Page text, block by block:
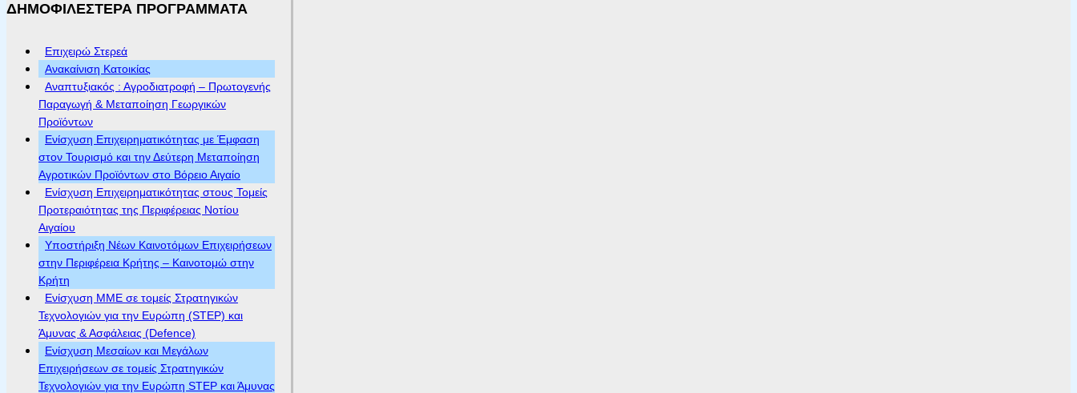
ΔΗΜΟΦΙΛΕΣΤΕΡΑ ΠΡΟΓΡΑΜΜΑΤΑ
Επιχειρώ Στερεά
Ανακαίνιση Κατοικίας
Αναπτυξιακός : Αγροδιατροφή – Πρωτογενής
Παραγωγή & Μεταποίηση Γεωργικών
Προϊόντων
Ενίσχυση Επιχειρηματικότητας με Έμφαση
στον Τουρισμό και την Δεύτερη Μεταποίηση
Αγροτικών Προϊόντων στο Βόρειο Αιγαίο
Ενίσχυση Επιχειρηματικότητας στους Τομείς
Προτεραιότητας της Περιφέρειας Νοτίου
Αιγαίου
Υποστήριξη Νέων Καινοτόμων Επιχειρήσεων
στην Περιφέρεια Κρήτης – Καινοτομώ στην
Κρήτη
Ενίσχυση ΜΜΕ σε τομείς Στρατηγικών
Τεχνολογιών για την Ευρώπη (STEP) και
Άμυνας & Ασφάλειας (Defence)
Ενίσχυση Μεσαίων και Μεγάλων
Επιχειρήσεων σε τομείς Στρατηγικών
Τεχνολογιών για την Ευρώπη STEP και Άμυνας